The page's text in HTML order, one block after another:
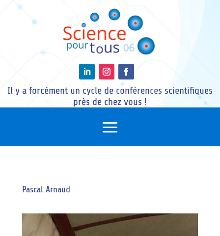
Il y a forcément un cycle de conférences scientifiques
près de chez vous !
Pascal Arnaud